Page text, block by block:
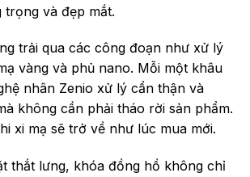
trọng và đẹp mắt.
trải qua các công đoạn như xử lý
vàng và phủ nano. Mỗi một khâu
nhân Zenio xử lý cẩn thận và
không cần phải tháo rời sản phẩm.
xi mạ sẽ trở về như lúc mua mới.
thắt lưng, khóa đồng hồ không chỉ